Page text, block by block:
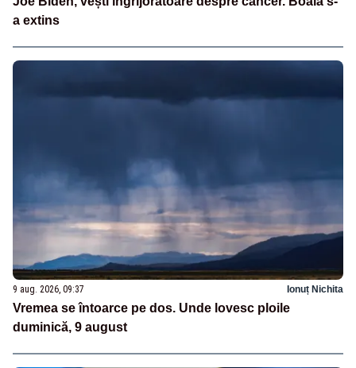
a extins
9 aug. 2026, 09:37 Ionuț Nichita
Vremea se întoarce pe dos. Unde lovesc ploile
duminică, 9 august